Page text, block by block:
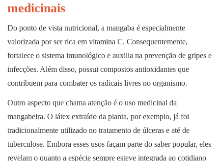
medicinais
Do ponto de vista nutricional, a mangaba é especialmente
valorizada por ser rica em vitamina C. Consequentemente,
fortalece o sistema imunológico e auxilia na prevenção de gripes e
infecções. Além disso, possui compostos antioxidantes que
contribuem para combater os radicais livres no organismo.
Outro aspecto que chama atenção é o uso medicinal da
mangabeira. O látex extraído da planta, por exemplo, já foi
tradicionalmente utilizado no tratamento de úlceras e até de
tuberculose. Embora esses usos façam parte do saber popular, eles
revelam o quanto a espécie sempre esteve integrada ao cotidiano